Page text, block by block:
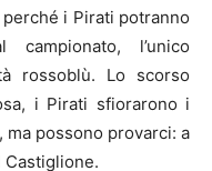
i Pirati potranno
l’unico
rossoblù. Lo scorso
i Pirati sfiorarono i
possono provarci: a